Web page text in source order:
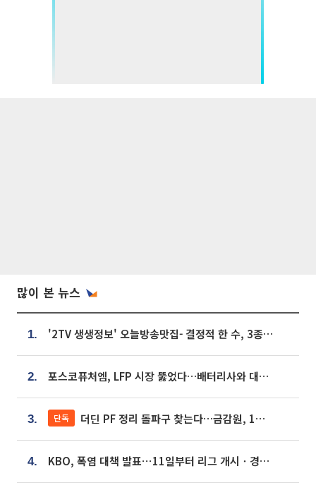
많이 본 뉴스
1. '2TV 생생정보' 오늘방송맛집- 결정적 한 수, 3종 메밀면! 메밀 소바 맛집 '의○○○○'
2. 포스코퓨처엠, LFP 시장 뚫었다…배터리사와 대규모 장기 공급 합의
3. 단독 더딘 PF 정리 돌파구 찾는다…금감원, 1년 반 만에 매각설명회 재개
4. KBO, 폭염 대책 발표⋯11일부터 리그 개시ㆍ경기 오후 7시 시작